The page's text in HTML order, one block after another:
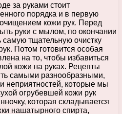
за руками стоит
порядка и в первую
кожи рук. Перед
руки с мылом, по окончании
самую тщательную очистку
Потом готовится особая
на то, чтобы избавиться
кожи на руках. Рецепты
самыми разнообразными,
неприятностей, которые мы
огрубевшей кожи рук
которая складывается
нашатырного спирта,